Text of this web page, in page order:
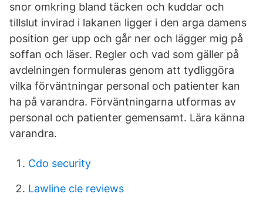
snor omkring bland täcken och kuddar och
tillslut invirad i lakanen ligger i den arga damens
position ger upp och går ner och lägger mig på
soffan och läser. Regler och vad som gäller på
avdelningen formuleras genom att tydliggöra
vilka förväntningar personal och patienter kan
ha på varandra. Förväntningarna utformas av
personal och patienter gemensamt. Lära känna
varandra.
Cdo security
Lawline cle reviews